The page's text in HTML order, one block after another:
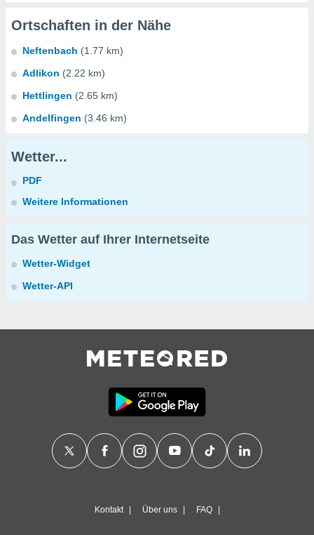
Ortschaften in der Nähe
Neftenbach (1.77 km)
Adlikon (2.22 km)
Hettlingen (2.65 km)
Andelfingen (3.46 km)
Wetter...
PDF
Weitere Informationen
Das Wetter auf Ihrer Internetseite
Wetter-Widget
Wetter-API
Kontakt Über uns FAQ